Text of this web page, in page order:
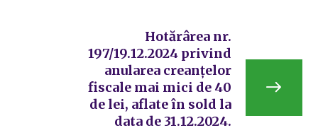
Hotărârea nr.
197/19.12.2024 privind
anularea creanțelor
fiscale mai mici de 40
de lei, aflate în sold la
data de 31.12.2024.